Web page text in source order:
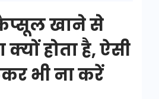
खाने से
होता है, ऐसी
भी ना करें